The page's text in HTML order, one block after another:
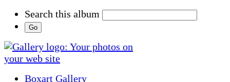
Search this album
Boxart Gallery